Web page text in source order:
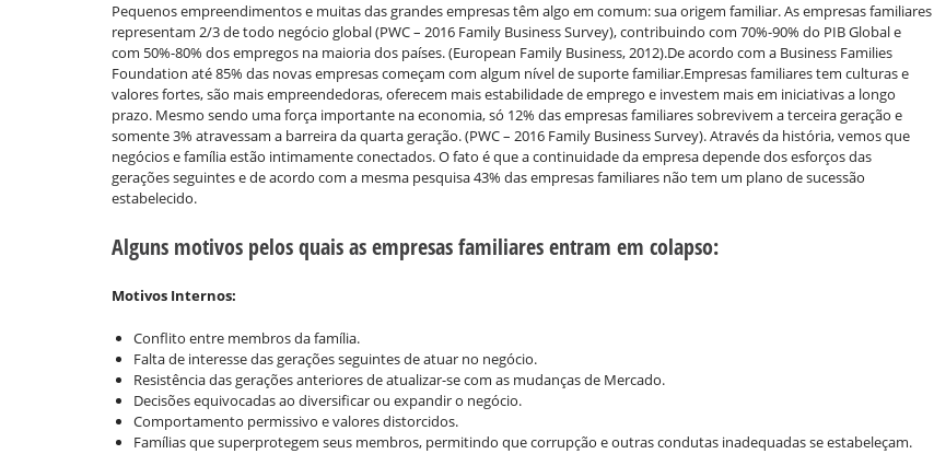
Pequenos empreendimentos e muitas das grandes empresas têm algo em comum: sua origem familiar. As empresas familiares
representam 2/3 de todo negócio global (PWC – 2016 Family Business Survey), contribuindo com 70%-90% do PIB Global e
com 50%-80% dos empregos na maioria dos países. (European Family Business, 2012).De acordo com a Business Families
Foundation até 85% das novas empresas começam com algum nível de suporte familiar.Empresas familiares tem culturas e
valores fortes, são mais empreendedoras, oferecem mais estabilidade de emprego e investem mais em iniciativas a longo
prazo. Mesmo sendo uma força importante na economia, só 12% das empresas familiares sobrevivem a terceira geração e
somente 3% atravessam a barreira da quarta geração. (PWC – 2016 Family Business Survey). Através da história, vemos que
negócios e família estão intimamente conectados. O fato é que a continuidade da empresa depende dos esforços das
gerações seguintes e de acordo com a mesma pesquisa 43% das empresas familiares não tem um plano de sucessão
estabelecido.
Alguns motivos pelos quais as empresas familiares entram em colapso:
Motivos Internos:
Conflito entre membros da família.
Falta de interesse das gerações seguintes de atuar no negócio.
Resistência das gerações anteriores de atualizar-se com as mudanças de Mercado.
Decisões equivocadas ao diversificar ou expandir o negócio.
Comportamento permissivo e valores distorcidos.
Famílias que superprotegem seus membros, permitindo que corrupção e outras condutas inadequadas se estabeleçam.